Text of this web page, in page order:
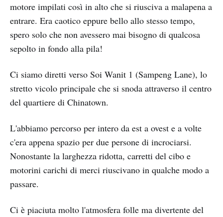
motore impilati così in alto che si riusciva a malapena a
entrare. Era caotico eppure bello allo stesso tempo,
spero solo che non avessero mai bisogno di qualcosa
sepolto in fondo alla pila!
Ci siamo diretti verso Soi Wanit 1 (Sampeng Lane), lo
stretto vicolo principale che si snoda attraverso il centro
del quartiere di Chinatown.
L'abbiamo percorso per intero da est a ovest e a volte
c'era appena spazio per due persone di incrociarsi.
Nonostante la larghezza ridotta, carretti del cibo e
motorini carichi di merci riuscivano in qualche modo a
passare.
Ci è piaciuta molto l'atmosfera folle ma divertente del